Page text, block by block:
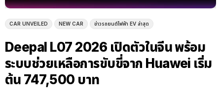
CAR UNVEILED NEW CAR ข่าวรถยนต์ไฟฟ้า EV ล่าสุด
Deepal L07 2026 เปิดตัวในจีน พร้อม
ระบบช่วยเหลือการขับขี่จาก Huawei เริ่ม
ต้น 747,500 บาท